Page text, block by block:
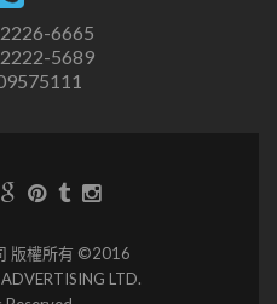
6665
5689
版權所有 ©2016
LTD.